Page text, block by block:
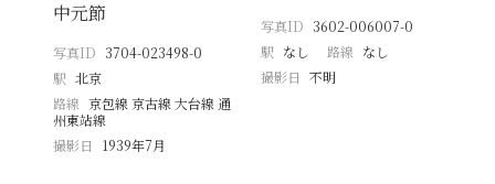
中元節
写真ID 3704-023498-0
駅 北京
路線 京包線 京古線 大台線 通
州東站線
撮影日
1939年7月
写真ID 3602-006007-0
駅 なし 路線 なし
撮影日 不明